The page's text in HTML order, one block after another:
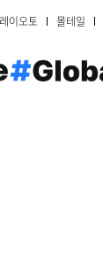
이오토 몰테일